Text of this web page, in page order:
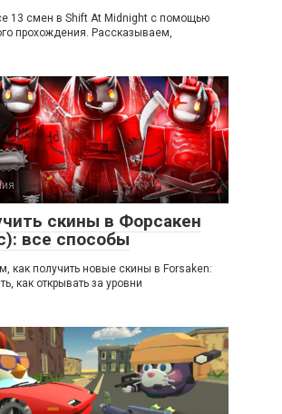
13 смен в Shift At Midnight с помощью
прохождения. Рассказываем,
скины в Форсакен
все способы
как получить новые скины в Forsaken:
как открывать за уровни